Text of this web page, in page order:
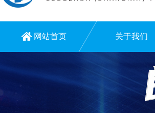
网站首页 关于我们